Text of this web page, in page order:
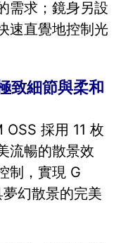
需求；鏡身另設
速直覺地控制光
致細節與柔和
採用 11 枚
流暢的散景效
制，實現 G
幻散景的完美